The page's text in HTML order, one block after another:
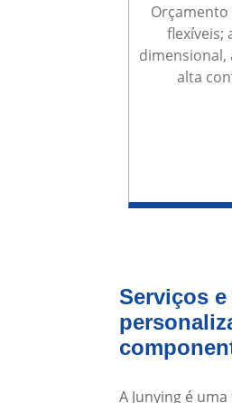
flexíveis;
dimensional,
alta
Serviços
A Junying é